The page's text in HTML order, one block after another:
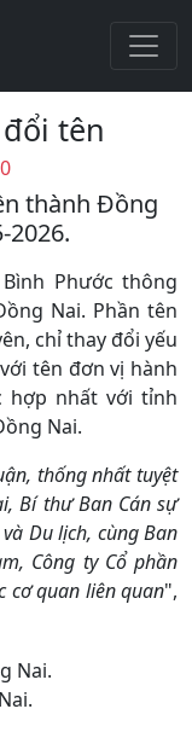
tên
thành Đồng
2026.
Phước thông
Nai. Phần tên
chỉ thay đổi yếu
tên đơn vị hành
hợp nhất với tỉnh
Nai.
thống nhất tuyệt
Bí thư Ban Cán sự
Du lịch, cùng Ban
Công ty Cổ phần
cơ quan liên quan",